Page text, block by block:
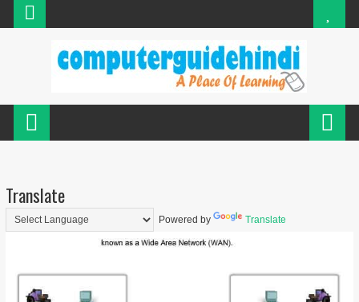
Translate
Powered by Translate